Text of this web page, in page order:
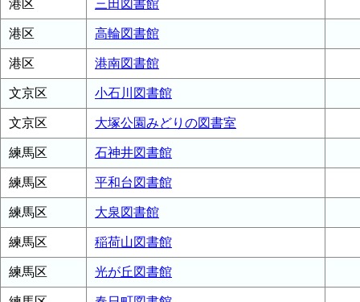
港区 三田図書館
港区 高輪図書館
港区 港南図書館
文京区 小石川図書館
文京区 大塚公園みどりの図書室
練馬区 石神井図書館
練馬区 平和台図書館
練馬区 大泉図書館
練馬区 稲荷山図書館
練馬区 光が丘図書館